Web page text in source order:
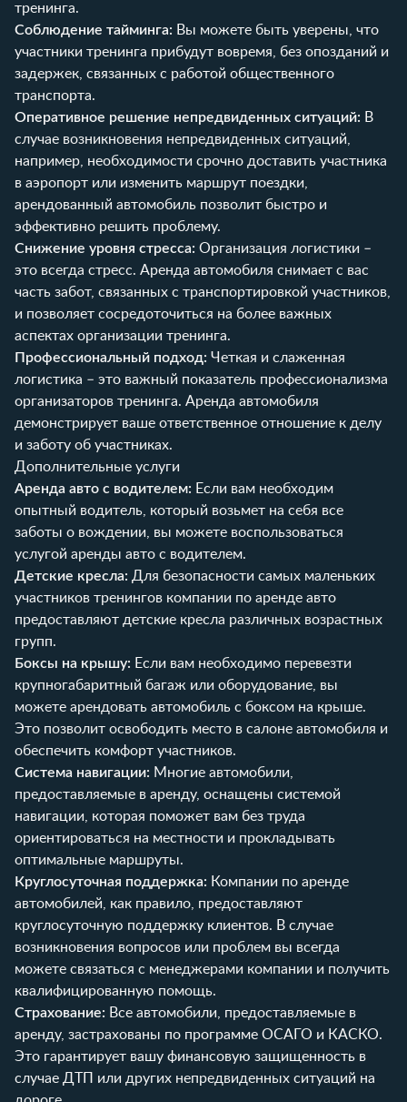
тренинга.
Соблюдение тайминга: Вы можете быть уверены, что
участники тренинга прибудут вовремя, без опозданий и
задержек, связанных с работой общественного
транспорта.
Оперативное решение непредвиденных ситуаций: В
случае возникновения непредвиденных ситуаций,
например, необходимости срочно доставить участника
в аэропорт или изменить маршрут поездки,
арендованный автомобиль позволит быстро и
эффективно решить проблему.
Снижение уровня стресса: Организация логистики –
это всегда стресс. Аренда автомобиля снимает с вас
часть забот, связанных с транспортировкой участников,
и позволяет сосредоточиться на более важных
аспектах организации тренинга.
Профессиональный подход: Четкая и слаженная
логистика – это важный показатель профессионализма
организаторов тренинга. Аренда автомобиля
демонстрирует ваше ответственное отношение к делу
и заботу об участниках.
Дополнительные услуги
Аренда авто с водителем: Если вам необходим
опытный водитель, который возьмет на себя все
заботы о вождении, вы можете воспользоваться
услугой аренды авто с водителем.
Детские кресла: Для безопасности самых маленьких
участников тренингов компании по аренде авто
предоставляют детские кресла различных возрастных
групп.
Боксы на крышу: Если вам необходимо перевезти
крупногабаритный багаж или оборудование, вы
можете арендовать автомобиль с боксом на крыше.
Это позволит освободить место в салоне автомобиля и
обеспечить комфорт участников.
Система навигации: Многие автомобили,
предоставляемые в аренду, оснащены системой
навигации, которая поможет вам без труда
ориентироваться на местности и прокладывать
оптимальные маршруты.
Круглосуточная поддержка: Компании по аренде
автомобилей, как правило, предоставляют
круглосуточную поддержку клиентов. В случае
возникновения вопросов или проблем вы всегда
можете связаться с менеджерами компании и получить
квалифицированную помощь.
Страхование: Все автомобили, предоставляемые в
аренду, застрахованы по программе ОСАГО и КАСКО.
Это гарантирует вашу финансовую защищенность в
случае ДТП или других непредвиденных ситуаций на